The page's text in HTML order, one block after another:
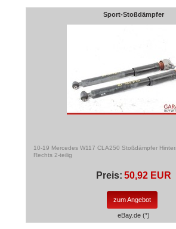
Sport-Stoßdämpfer
10-19 Mercedes W117 CLA250 Stoßdämpfer
Rechts 2-teilig
Preis: 50,92 EUR
zum Angebot
eBay.de (*)